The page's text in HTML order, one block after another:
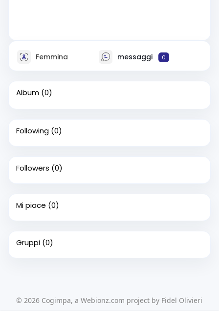
Femmina messaggi 0
Album (0)
Following (0)
Followers (0)
Mi piace (0)
Gruppi (0)
© 2026 Cogimpa, a Webionz.com project by Fidel Olivieri